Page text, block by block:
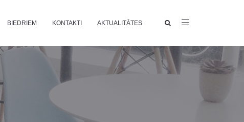
BIEDRIEM KONTAKTI AKTUALITĀTES